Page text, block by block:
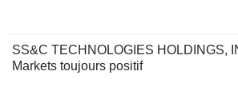
SS&C TECHNOLOGIES HOLDINGS,
Markets toujours positif